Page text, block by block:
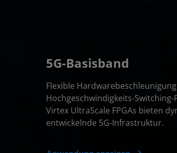
5G-Basisband
Flexible
Hochgeschwindigkeits-
Virtex UltraScale FPGAs bieten
entwickelnde 5G-Infrastruktur.